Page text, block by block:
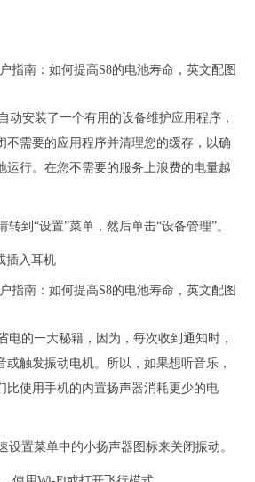
动安装了一个有用的设备维护应用程序，
不需要的应用程序并清理您的缓存，以确
运行。在您不需要的服务上浪费的电量越
转到“设置”菜单，然后单击“设备管理”。
插入耳机
电的一大秘籍，因为，每次收到通知时，
触发振动电机。所以，如果想听音乐，
比使用手机的内置扬声器消耗更少的电
设置菜单中的小扬声器图标来关闭振动。